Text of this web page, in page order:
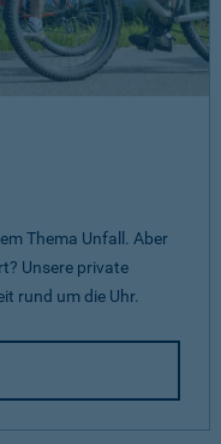
Thema Unfall. Aber
Unsere private
rund um die Uhr.